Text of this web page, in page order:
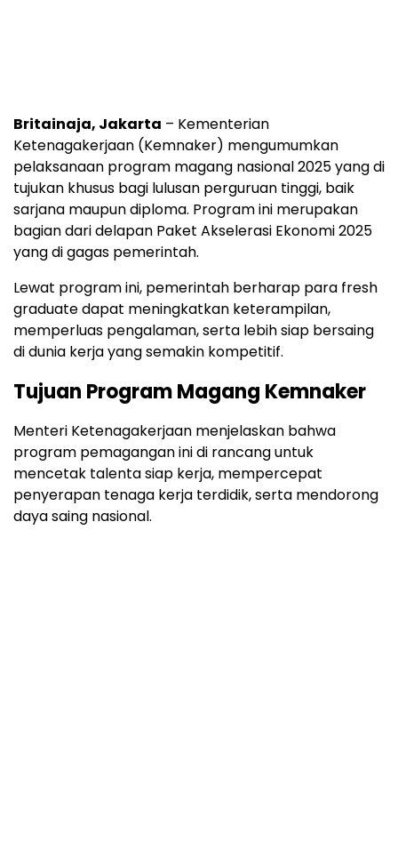
Britainaja, Jakarta – Kementerian
Ketenagakerjaan (Kemnaker) mengumumkan
pelaksanaan program magang nasional 2025 yang di
tujukan khusus bagi lulusan perguruan tinggi, baik
sarjana maupun diploma. Program ini merupakan
bagian dari delapan Paket Akselerasi Ekonomi 2025
yang di gagas pemerintah.
Lewat program ini, pemerintah berharap para fresh
graduate dapat meningkatkan keterampilan,
memperluas pengalaman, serta lebih siap bersaing
di dunia kerja yang semakin kompetitif.
Tujuan Program Magang Kemnaker
Menteri Ketenagakerjaan menjelaskan bahwa
program pemagangan ini di rancang untuk
mencetak talenta siap kerja, mempercepat
penyerapan tenaga kerja terdidik, serta mendorong
daya saing nasional.